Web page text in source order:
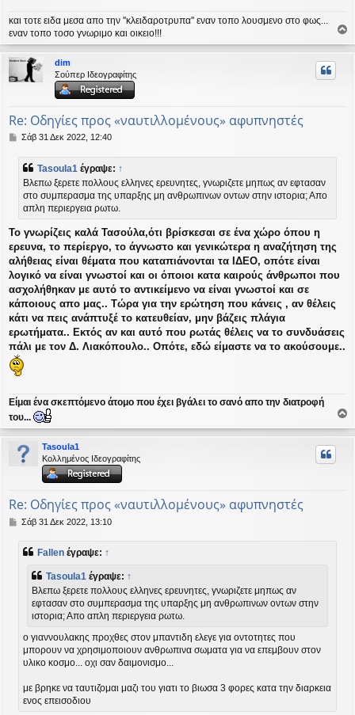
και τοτε ειδα μεσα απο την ''κλειδαροτρυπα'' εναν τοπο λουσμενο στο φως...
εναν τοπο τοσο γνωριμο και οικειο!!!
ρ
dim
Σούπερ Ιδεογραφίτης
Re: Οδηγίες προς «ναυτιλλομένους» αφυπνηστές
Δ
μ
υ
σ
η
Σάβ 31 Δεκ 2022, 12:40
Tasoula1 έγραψε: ↑
Βλεπω ξερετε πολλους ελληνες ερευνητες, γνωριζετε μηπως αν εφτασαν
στο συμπερασμα της υπαρξης μη ανθρωπινων οντων στην ιστορια; Απο
απλη περιεργεια ρωτω.
Το γνωρίζεις καλά Τασούλα,ότι βρίσκεσαι σε ένα χώρο όπου η
ερευνα, το περίεργο, το άγνωστο και γενικώτερα η αναζήτηση της
αλήθειας είναι θέματα που καταπιάνονται τα ΙΔΕΟ, οπότε είναι
λογικό να είναι γνωστοί και οι όποιοι κατα καιρούς άνθρωποι που
ασχολήθηκαν με αυτό το αντικείμενο να είναι γνωστοί και σε
κάποιους απο μας.. Τώρα για την ερώτηση που κάνεις , αν θέλεις
κάτι να πεις ανάπτυξέ το κατευθείαν, μην βάζεις πλάγια
ερωτήματα.. Εκτός αν και αυτό που ρωτάς θέλεις να το συνδυάσεις
πάλι με τον Δ. Λιακόπουλο.. Οπότε, εδώ είμαστε να το ακούσουμε..
Είμαι ένα σκεπτόμενο άτομο που έχει βγάλει το σανό απο την διατροφή
του...
ο
ρ
Tasoula1
Κολλημένος Ιδεογραφίτης
Re: Οδηγίες προς «ναυτιλλομένους» αφυπνηστές
ΔΣάβ 31 Δεκ 2022, 13:10
Fallen έγραψε: ↑
Tasoula1 έγραψε: ↑
Βλεπω ξερετε πολλους ελληνες ερευνητες, γνωριζετε μηπως αν
εφτασαν στο συμπερασμα της υπαρξης μη ανθρωπινων οντων στην
ιστορια; Απο απλη περιεργεια ρωτω.
ο γιαννουλακης προχθες στον μπαντιδη ελεγε για οντοτητες που
μπορουν να χρησιμοποιουν ανθρωπινα σωματα για να επεμβουν στον
υλικο κοσμο... οχι σαν δαιμονισμο...
με βρηκε να ταυτιζομαι μαζι του γιατι το βιωσα 3 φορες κατα την διαρκεια
ενος επεισοδιου